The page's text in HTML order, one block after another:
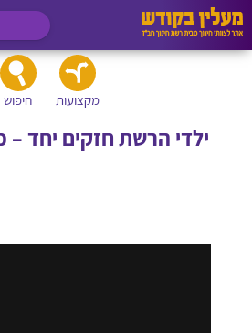
מקצועות חיפוש
ילדי הרשת חזקים יחד